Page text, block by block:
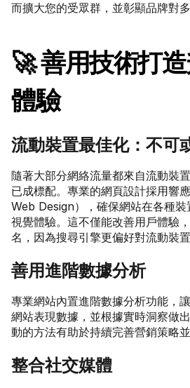
而擴大您的受眾群，並彰顯品牌對多
🚀 善用技術打
體驗
流動裝置最佳化：不可
隨著大部分網絡流量都來自流動裝
已成標配。專業的網頁設計採用響
Web Design），確保網站在各種
視覺體驗。這不僅能改善用戶體驗
名，因為搜尋引擎更偏好對流動裝置
善用進階數據分析
專業網站內置進階數據分析功能，
網站表現數據，並根據實時洞察做
動的方法有助於持續完善營銷策略並
整合社交媒體